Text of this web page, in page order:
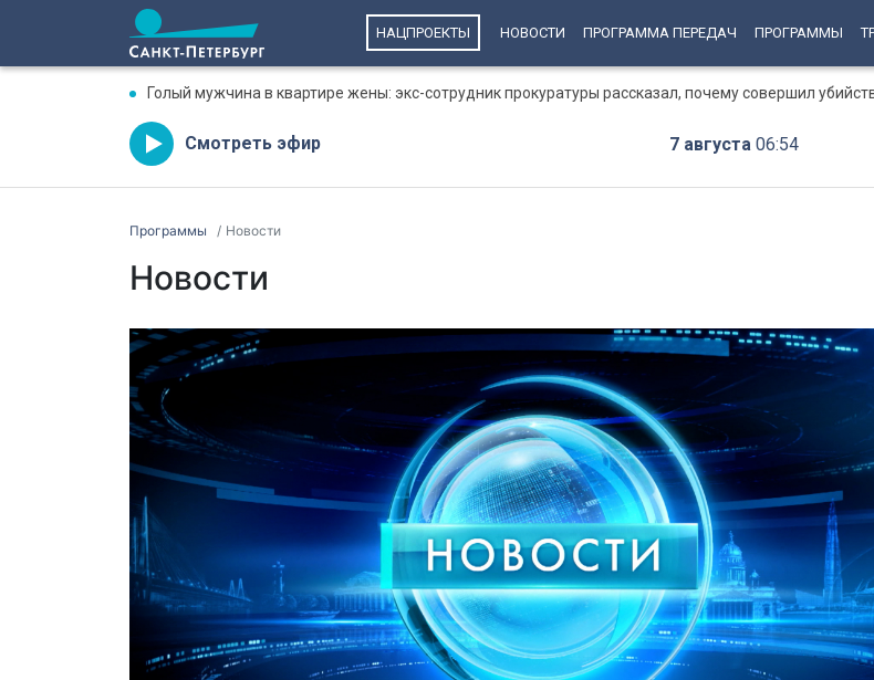
НАЦПРОЕКТЫ НОВОСТИ ПРОГРАММА ПЕРЕДАЧ ПРОГРАММЫ
Голый мужчина в квартире жены: экс-сотрудник прокуратуры рассказал, почему совершил
Смотреть эфир 7 августа 06:54
Программы Новости
Новости